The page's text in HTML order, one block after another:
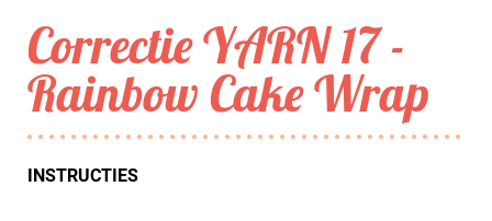
Correctie YARN 17 -
Rainbow Cake Wrap
INSTRUCTIES